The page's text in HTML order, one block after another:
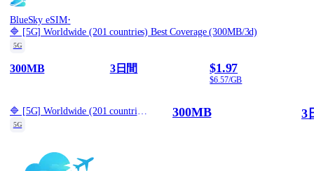
BlueSky eSIM·
🔷 [5G] Worldwide (201 countries) Best Coverage (300MB/3d)
5G
300MB 3日間 $1.97
$6.57/GB
5G
300MB 3